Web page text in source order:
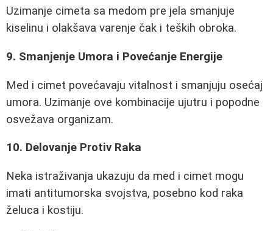
Uzimanje cimeta sa medom pre jela smanjuje
kiselinu i olakšava varenje čak i teških obroka.
9. Smanjenje Umora i Povećanje Energije
Med i cimet povećavaju vitalnost i smanjuju osećaj
umora. Uzimanje ove kombinacije ujutru i popodne
osvežava organizam.
10. Delovanje Protiv Raka
Neka istraživanja ukazuju da med i cimet mogu
imati antitumorska svojstva, posebno kod raka
želuca i kostiju.